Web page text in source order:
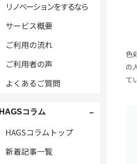
色
の
て
リノベーションをするなら
サービス概要
ご利用の流れ
ご利用者の声
よくあるご質問
HAGSコラム
HAGSコラムトップ
新着記事一覧